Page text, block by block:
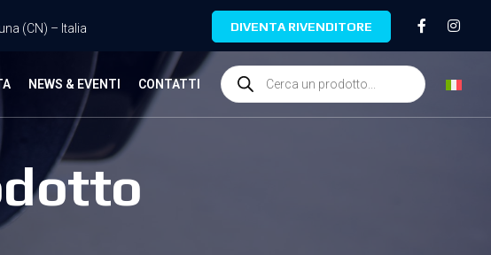
(CN) – Italia DIVENTA RIVENDITORE
NEWS & EVENTI CONTATTI